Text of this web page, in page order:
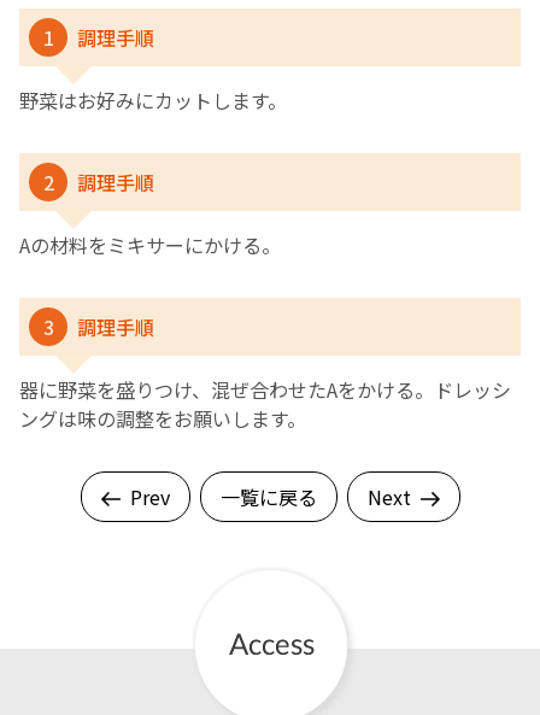
1 調理手順
野菜はお好みにカットします。
2 調理手順
Aの材料をミキサーにかける。
3 調理手順
器に野菜を盛りつけ、混ぜ合わせたAをかける。ドレッシ
ングは味の調整をお願いします。
Prev 一覧に戻る Next